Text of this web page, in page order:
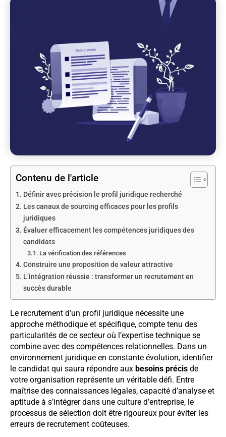
Contenu de l'article
Définir avec précision le profil juridique recherché
Les canaux de sourcing efficaces pour les profils
juridiques
Évaluer efficacement les compétences juridiques des
candidats
La vérification des références
Construire une proposition de valeur attractive
L’intégration réussie : transformer un recrutement en
succès durable
Le recrutement d’un profil juridique nécessite une
approche méthodique et spécifique, compte tenu des
particularités de ce secteur où l’expertise technique se
combine avec des compétences relationnelles. Dans un
environnement juridique en constante évolution, identifier
le candidat qui saura répondre aux besoins précis de
votre organisation représente un véritable défi. Entre
maîtrise des connaissances légales, capacité d’analyse et
aptitude à s’intégrer dans une culture d’entreprise, le
processus de sélection doit être rigoureux pour éviter les
erreurs de recrutement coûteuses.